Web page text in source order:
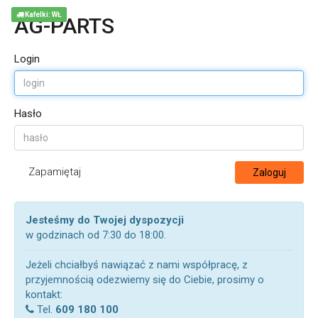
AG-PARTS
Login
Hasło
Zapamiętaj Zaloguj
Jesteśmy do Twojej dyspozycji
w godzinach od 7:30 do 18:00.
Jeżeli chciałbyś nawiązać z nami współpracę, z
przyjemnością odezwiemy się do Ciebie, prosimy o
kontakt:
Tel. 609 180 100
Kafelki: WŁ